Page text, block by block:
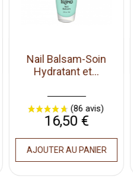
Set réparateur
d'ongles
Prix
29,95 €
AJOUTER AU PANIER